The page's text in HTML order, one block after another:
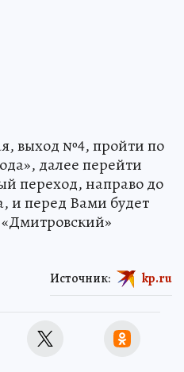
выход №4, пройти по
далее перейти
переход, направо до
и перед Вами будет
Источник: kp.ru